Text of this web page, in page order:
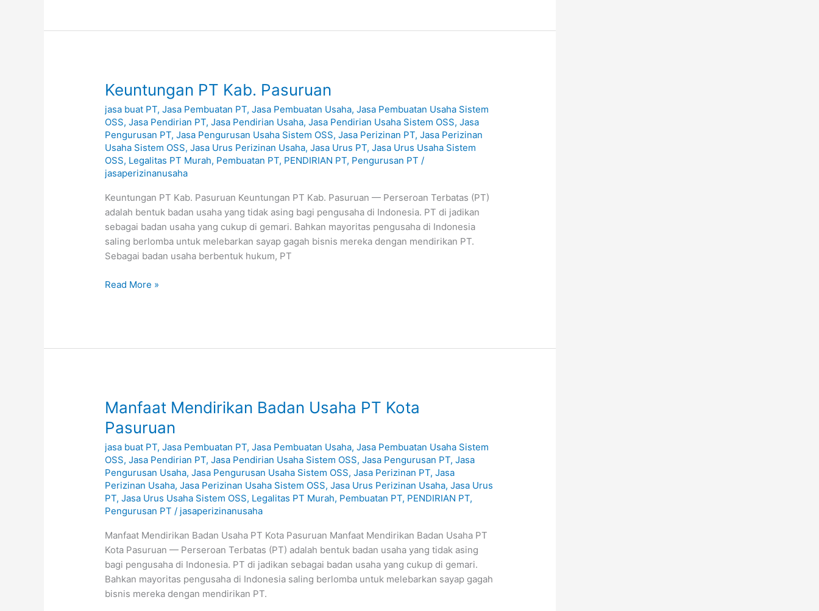
Keuntungan PT Kab. Pasuruan
jasa buat PT,Jasa Pembuatan PT,Jasa Pembuatan Usaha,Jasa Pembuatan Usaha Sistem
OSS,Jasa Pendirian PT,Jasa Pendirian Usaha,Jasa Pendirian Usaha Sistem OSS,Jasa
Pengurusan PT,Jasa Pengurusan Usaha Sistem OSS,Jasa Perizinan PT,Jasa Perizinan
Usaha Sistem OSS,Jasa Urus Perizinan Usaha,Jasa Urus PT,Jasa Urus Usaha Sistem
OSS, Legalitas PT Murah, Pembuatan PT, PENDIRIAN PT, Pengurusan PT /
jasaperizinanusaha
Keuntungan PT Kab. Pasuruan Keuntungan PT Kab. Pasuruan — Perseroan Terbatas (PT)
adalah bentuk badan usaha yang tidak asing bagi pengusaha di Indonesia. PT di jadikan
sebagai badan usaha yang cukup di gemari. Bahkan mayoritas pengusaha di Indonesia
saling berlomba untuk melebarkan sayap gagah bisnis mereka dengan mendirikan PT.
Sebagai badan usaha berbentuk hukum, PT
Keuntungan
Kab.
Pasuruan
Read More »
Manfaat Mendirikan Badan Usaha PT Kota
Pasuruan
jasa buat PT,Jasa Pembuatan PT,Jasa Pembuatan Usaha,Jasa Pembuatan Usaha Sistem
OSS,Jasa Pendirian PT,Jasa Pendirian Usaha Sistem OSS,Jasa Pengurusan PT,Jasa
Pengurusan Usaha,Jasa Pengurusan Usaha Sistem OSS,Jasa Perizinan PT,Jasa
Perizinan Usaha,Jasa Perizinan Usaha Sistem OSS,Jasa Urus Perizinan Usaha,Jasa Urus
PT,Jasa Urus Usaha Sistem OSS, Legalitas PT Murah, Pembuatan PT, PENDIRIAN PT,
Pengurusan PT / jasaperizinanusaha
Manfaat Mendirikan Badan Usaha PT Kota Pasuruan Manfaat Mendirikan Badan Usaha PT
Kota Pasuruan — Perseroan Terbatas (PT) adalah bentuk badan usaha yang tidak asing
bagi pengusaha di Indonesia. PT di jadikan sebagai badan usaha yang cukup di gemari.
Bahkan mayoritas pengusaha di Indonesia saling berlomba untuk melebarkan sayap gagah
bisnis mereka dengan mendirikan PT.
Manfaat
Badan
Usaha
PT
Kota
Pasuruan